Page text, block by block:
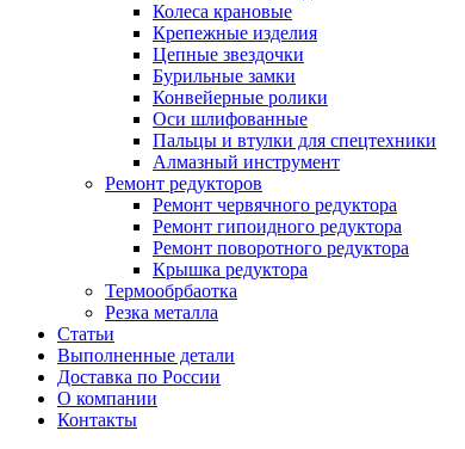
Колеса крановые
Крепежные изделия
Цепные звездочки
Бурильные замки
Конвейерные ролики
Оси шлифованные
Пальцы и втулки для спецтехники
Алмазный инструмент
Ремонт редукторов
Ремонт червячного редуктора
Ремонт гипоидного редуктора
Ремонт поворотного редуктора
Крышка редуктора
Термообрбаотка
Резка металла
Статьи
Выполненные детали
Доставка по России
О компании
Контакты